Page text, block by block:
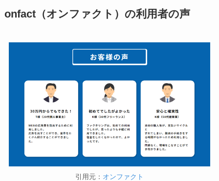
onfact（オンファクト）の利用者の声
引用元： オンファクト